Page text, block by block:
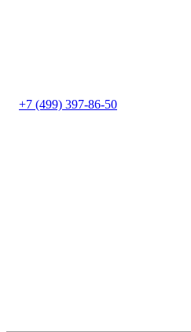
+7 (499) 397-86-50